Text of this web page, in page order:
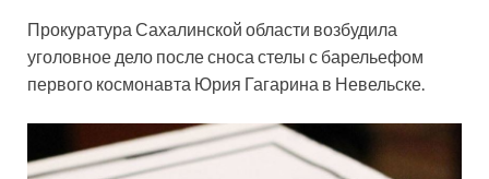
Прокуратура Сахалинской области возбудила
уголовное дело после сноса стелы с барельефом
первого космонавта Юрия Гагарина в Невельске.